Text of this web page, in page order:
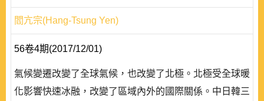
閻亢宗(Hang-Tsung Yen)
56卷4期(2017/12/01)
氣候變遷改變了全球氣候，也改變了北極。北極受全球暖
化影響快速冰融，改變了區域內外的國際關係。中日韓三